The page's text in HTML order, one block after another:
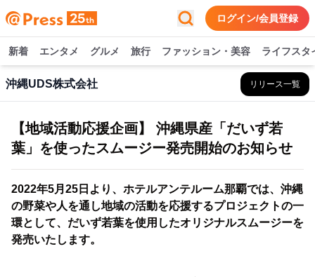
ログイン/会員登録
新着 エンタメ グルメ 旅行 ファッション・美容 ライフスタ
沖縄UDS株式会社 リリース一覧
【地域活動応援企画】 沖縄県産「だいず若
葉」を使ったスムージー発売開始のお知らせ
2022年5月25日より、ホテルアンテルーム那覇では、沖縄
の野菜や人を通し地域の活動を応援するプロジェクトの一
環として、だいず若葉を使用したオリジナルスムージーを
発売いたします。